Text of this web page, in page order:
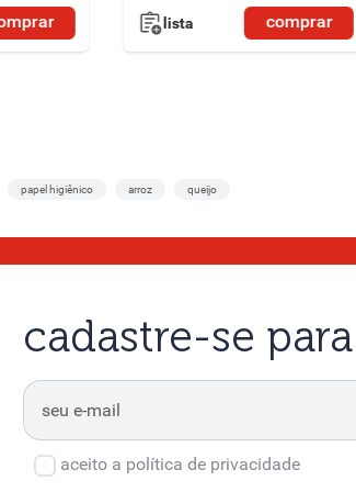
lista comprar
papel higiênico arroz queijo
cadastre-se
aceito a política de privacidade